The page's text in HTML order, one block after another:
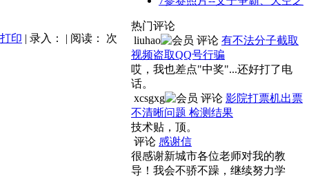
打印 | 录入： | 阅读：
次
热门评论
liuhao
评论 有不法分子截取
视频盗取QQ号行骗
哎，我也差点"中奖"...还好打了电
话。
xcsgxg
评论 影院打票机出票
不清晰问题 检测结果
技术贴，顶。
评论 感谢信
很感谢新城市各位老师对我的教
导！我会不骄不躁，继续努力学